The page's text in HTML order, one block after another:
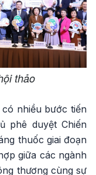
thảo
nhiều bước tiến
phê duyệt Chiến
thuốc giai đoạn
giữa các ngành
thương cùng sự